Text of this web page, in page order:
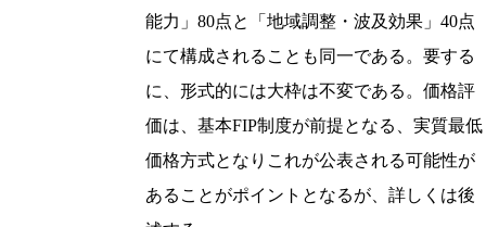
能力」80点と「地域調整・波及効果」40点
にて構成されることも同一である。要する
に、形式的には大枠は不変である。価格評
価は、基本FIP制度が前提となる、実質最低
価格方式となりこれが公表される可能性が
あることがポイントとなるが、詳しくは後